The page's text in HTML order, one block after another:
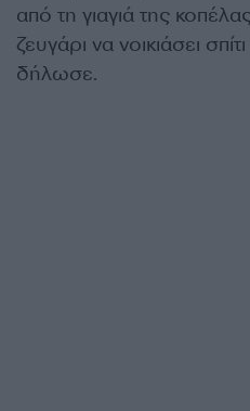
από τη γιαγιά της
ζευγάρι να νοικιάσει
δήλωσε.